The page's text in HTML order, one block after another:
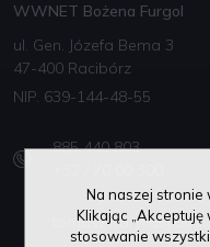
WWNET Bożena Furgol
ul. Gen. Józefa Bema 3
47-400 Racibórz
NIP. 639-144-48-55
885 440 803
Na naszej stronie
Klikając
stosowanie